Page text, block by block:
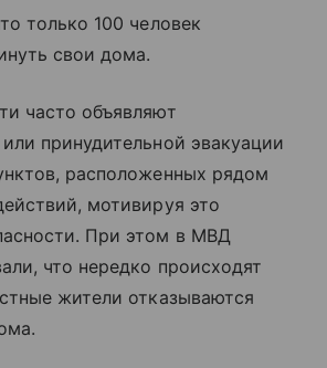
только 100 человек
свои дома.
часто объявляют
принудительной эвакуации
расположенных рядом
мотивируя это
При этом в МВД
что нередко происходят
жители отказываются